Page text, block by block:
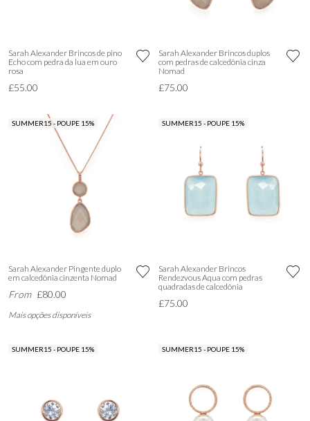
Sarah Alexander Brincos de pino
Echo com pedra da lua em ouro
rosa
£55.00
Sarah Alexander Brincos duplos
com pedras de calcedônia cinza
Nomad
£75.00
SUMMER15 - POUPE 15%
Sarah Alexander Pingente duplo
em calcedônia cinzenta Nomad
From £80.00
Mais opções disponíveis
SUMMER15 - POUPE 15%
Sarah Alexander Brincos
Rendezvous Aqua com pedras
quadradas de calcedônia
£75.00
SUMMER15 - POUPE 15% SUMMER15 - POUPE 15%